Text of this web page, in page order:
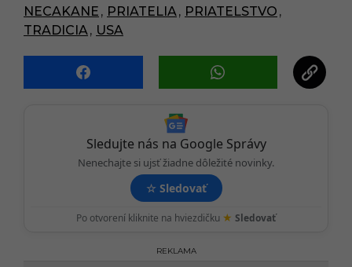
i
t
NECAKANE , PRIATELIA, PRIATELSTVO ,
TRADICIA, USA
Sledujte nás na Google Správy
Nenechajte si ujsť žiadne dôležité novinky.
☆ Sledovať
Po otvorení kliknite na hviezdičku ★ Sledovať
REKLAMA